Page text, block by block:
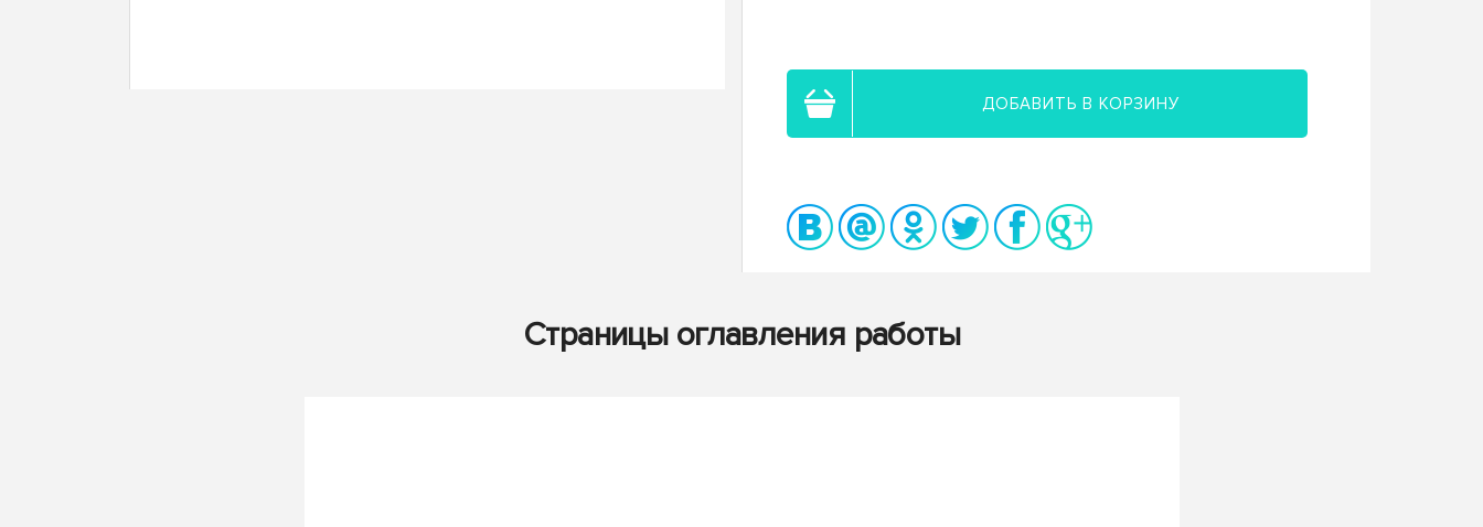
ДОБАВИТЬ В КОРЗИНУ
Страницы оглавления работы